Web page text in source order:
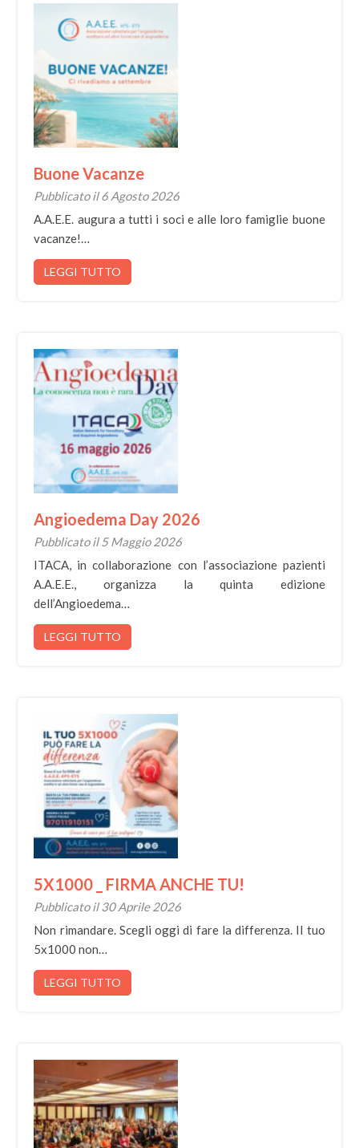
Buone Vacanze
Pubblicato il 6 Agosto 2026
A.A.E.E. augura a tutti i soci e alle loro famiglie buone
vacanze!…
LEGGI TUTTO
Angioedema Day 2026
Pubblicato il 5 Maggio 2026
ITACA, in collaborazione con l’associazione pazienti
A.A.E.E., organizza la quinta edizione
dell’Angioedema…
LEGGI TUTTO
5X1000 _ FIRMA ANCHE TU!
Pubblicato il 30 Aprile 2026
Non rimandare. Scegli oggi di fare la differenza. Il tuo
5x1000 non…
LEGGI TUTTO